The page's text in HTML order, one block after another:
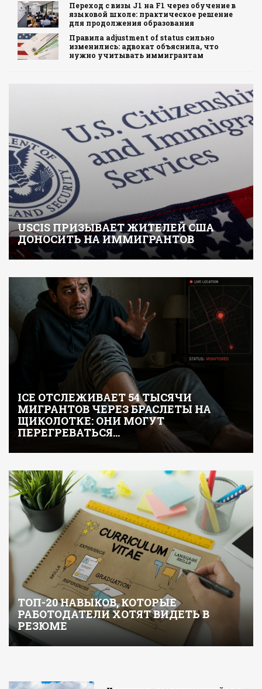
Переход с визы J1 на F1 через обучение в
языковой школе: практическое решение
для продолжения образования
Правила adjustment of status сильно
изменились: адвокат объяснила, что
нужно учитывать иммигрантам
USCIS ПРИЗЫВАЕТ ЖИТЕЛЕЙ США
ДОНОСИТЬ НА ИММИГРАНТОВ
ICE ОТСЛЕЖИВАЕТ 54 ТЫСЯЧИ
МИГРАНТОВ ЧЕРЕЗ БРАСЛЕТЫ НА
ЩИКОЛОТКЕ: ОНИ МОГУТ
ПЕРЕГРЕВАТЬСЯ…
ТОП-20 НАВЫКОВ, КОТОРЫЕ
РАБОТОДАТЕЛИ ХОТЯТ ВИДЕТЬ В
РЕЗЮМЕ